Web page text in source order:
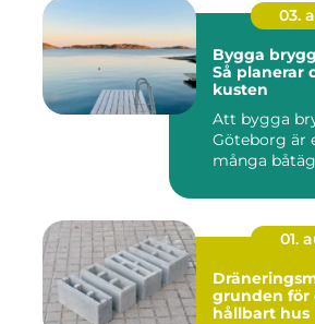
03.
Bygga
Så planerar
kusten
Att bygga
Göteborg är
många
01.
grunden för
hållbart hus